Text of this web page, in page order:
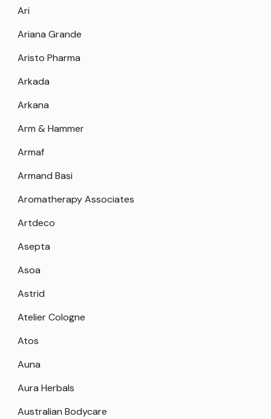
Ari
Ariana Grande
Aristo Pharma
Arkada
Arkana
Arm & Hammer
Armaf
Armand Basi
Aromatherapy Associates
Artdeco
Asepta
Asoa
Astrid
Atelier Cologne
Atos
Auna
Aura Herbals
Australian Bodycare